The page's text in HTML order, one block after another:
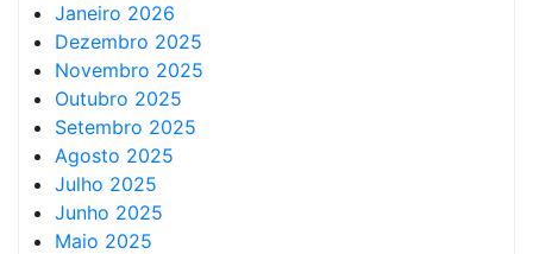
Janeiro 2026
Dezembro 2025
Novembro 2025
Outubro 2025
Setembro 2025
Agosto 2025
Julho 2025
Junho 2025
Maio 2025